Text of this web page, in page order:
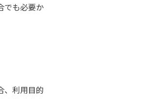
でも必要か
、利用目的